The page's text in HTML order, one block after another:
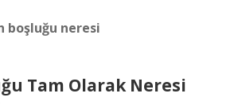
boşluğu neresi
Tam Olarak Neresi